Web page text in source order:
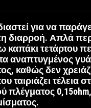
για να
Απλά
τετάρτου
καθώς δεν
τέλεια